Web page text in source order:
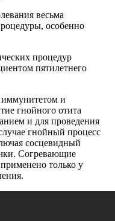
весьма
особенно
процедур
пятилетнего
иммунитетом и
гнойного отита
и для проведения
гнойный процесс
сосцевидный
Согревающие
только у